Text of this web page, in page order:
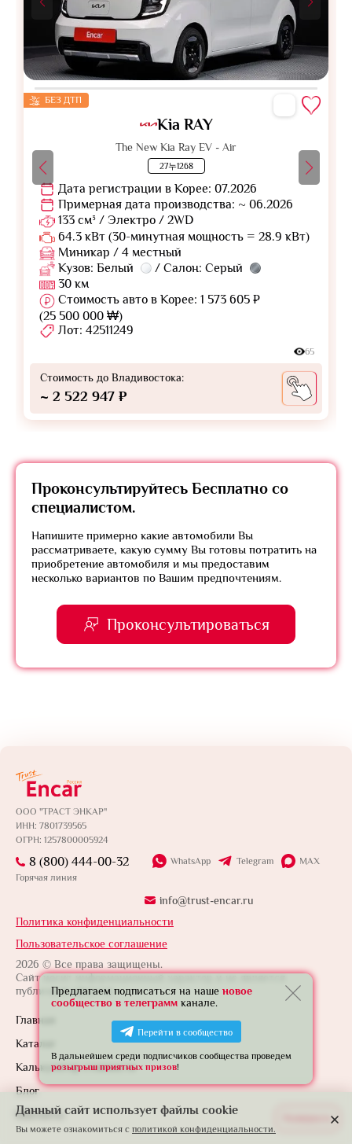
БЕЗ ДТП
Kia RAY
The New Kia Ray EV - Air
27누1268
Дата регистрации в Корее: 07.2026
Примерная дата производства: ~ 06.2026
133 см³ / Электро / 2WD
64.3 кВт (30-минутная мощность = 28.9 кВт)
Миникар / 4 местный
Кузов: Белый
/ Салон: Серый
30 км
Стоимость авто в Корее: 1 573 605 ₽
(25 500 000 ₩)
Лот: 42511249
65
Стоимость до Владивостока:
~ 2 522 947 ₽
Проконсультируйтесь Бесплатно со
специалистом.
Напишите примерно какие автомобили Вы
рассматриваете, какую сумму Вы готовы потратить на
приобретение автомобиля и мы предоставим
несколько вариантов по Вашим предпочтениям.
Проконсультироваться
ООО "ТРАСТ ЭНКАР"
ИНН: 7801739565
ОГРН: 1257800005924
Политика конфиденциальности
Пользовательское соглашение
2026 © Все права защищены.
Сайт носит информационный характер и не является
публичной офертой.
Главная
Каталог
Калькулятор стоимости
Блог
Контакты
8 (800) 444-00-32
Горячая линия
WhatsApp Telegram MAX
info@trust-encar.ru
Данный сайт использует файлы cookie
Вы можете ознакомиться с политикой конфиденциальности.
Предлагаем подписаться на наше новое
сообщество в телеграмм канале.
Перейти в сообщество
В дальнейшем среди подписчиков сообщества проведем
розыгрыш приятных призов!
Развернуть